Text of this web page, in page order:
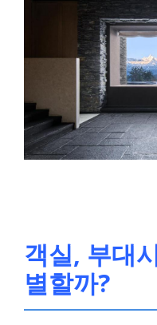
객실, 부대
별할까?